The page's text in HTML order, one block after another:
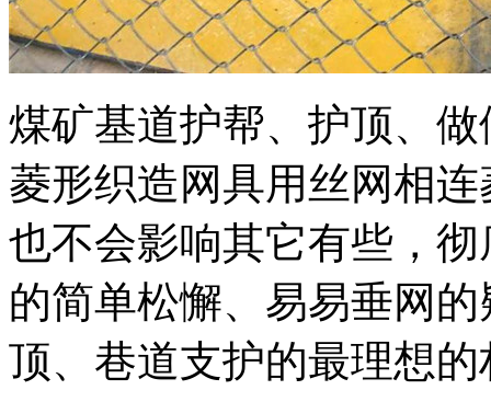
煤矿基道护帮、护顶、
菱形织造网具用丝网相
也不会影响其它有些，
的简单松懈、易易垂网
顶、巷道支护的最理想的